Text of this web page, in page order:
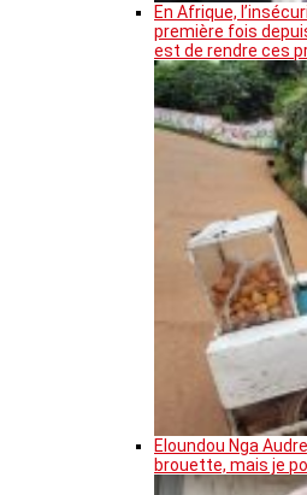
En Afrique,
première fois
est de rendre ces
Eloundou Nga
brouette, mais je